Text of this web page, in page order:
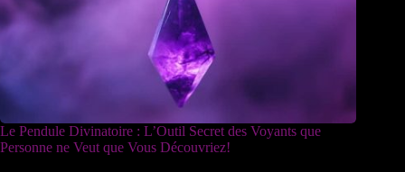
Le Pendule Divinatoire : L’Outil Secret des Voyants que
Personne ne Veut que Vous Découvriez!